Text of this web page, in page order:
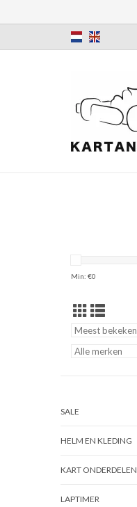
Min: €0
SALE
HELM EN KLEDING
KART ONDERDELEN
LAPTIMER